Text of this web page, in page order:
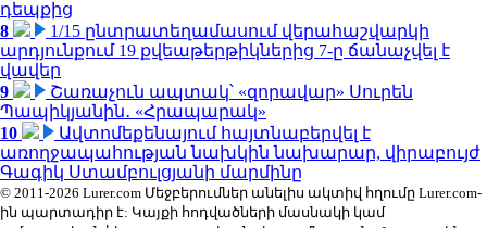
դեպքից
8
1/15 ընտրատեղամասում վերահաշվարկի
արդյունքում 19 քվեաթերթիկներից 7-ը ճանաչվել է
վավեր
9
Շառաչուն ապտակ՝ «զորավար» Սուրեն
Պապիկյանին․ «Հրապարակ»
10
Ավտոմեքենայում հայտնաբերվել է
առողջապահության նախկին նախարար, վիրաբույժ
Գագիկ Ստամբուլցյանի մարմինը
© 2011-2026 Lurer.com Մեջբերումներ անելիս ակտիվ հղումը Lurer.com-
ին պարտադիր է: Կայքի հոդվածների մասնակի կամ